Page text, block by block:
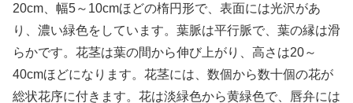
20cm、幅5～10cmほどの楕円形で、表面には光沢があ
り、濃い緑色をしています。葉脈は平行脈で、葉の縁は滑
らかです。花茎は葉の間から伸び上がり、高さは20～
40cmほどになります。花茎には、数個から数十個の花が
総状花序に付きます。花は淡緑色から黄緑色で、唇弁には